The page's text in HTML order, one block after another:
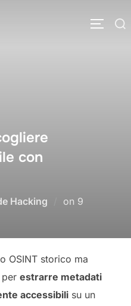
Cerca APRI/
con
Hacking on Pubblicato
9
OSINT storico ma
estrarre metadati
accessibili su un